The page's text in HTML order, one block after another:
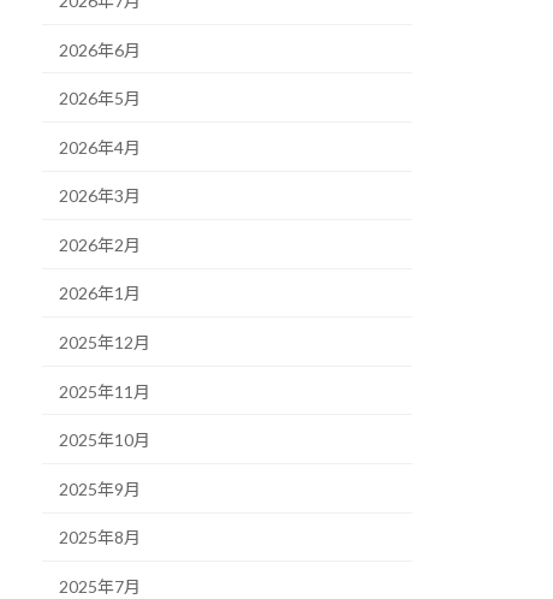
2026年6月
2026年5月
2026年4月
2026年3月
2026年2月
2026年1月
2025年12月
2025年11月
2025年10月
2025年9月
2025年8月
2025年7月